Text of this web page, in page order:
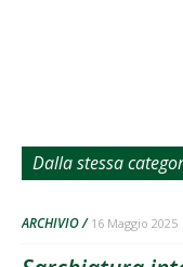
Dalla stessa
ARCHIVIO 16 Maggio 2025